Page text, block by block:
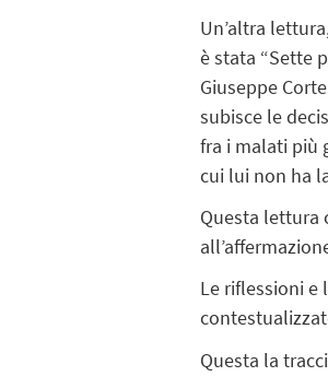
Un’altra
è stata “Sette
Giuseppe
subisce le
fra i malati più
cui lui non ha
Questa lettura
Le riflessioni
Questa la